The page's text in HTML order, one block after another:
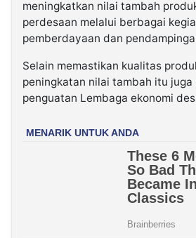
meningkatkan nilai tambah
perdesaan melalui berbagai
pemberdayaan dan
Selain memastikan kualitas
peningkatan nilai tambah itu juga
penguatan Lembaga ekonomi